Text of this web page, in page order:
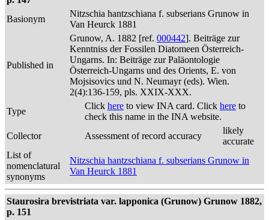
Basionym
Nitzschia hantzschiana f. subserians Grunow in
Van Heurck 1881
Published in
Grunow, A. 1882 [ref. 000442]. Beiträge zur
Kenntniss der Fossilen Diatomeen Österreich-
Ungarns. In: Beiträge zur Paläontologie
Österreich-Ungarns und des Orients, E. von
Mojsisovics und N. Neumayr (eds). Wien.
2(4):136-159, pls. XXIX-XXX.
Type
Click here to view INA card. Click here to
check this name in the INA website.
Collector
Assessment of record accuracy
likely
accurate
List of
nomenclatural
synonyms
Nitzschia hantzschiana f. subserians Grunow in
Van Heurck 1881
Staurosira brevistriata var. lapponica (Grunow) Grunow 1882,
p. 151